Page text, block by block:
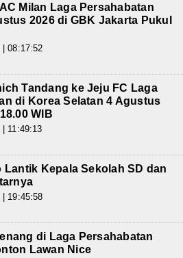
Milan Laga Persahabatan
2026 di GBK Jakarta Pukul
| 08:17:52
Tandang ke Jeju FC Laga
di Korea Selatan 4 Agustus
WIB
11:49:13
Lantik Kepala Sekolah SD dan
| 19:45:58
di Laga Persahabatan
Lawan Nice